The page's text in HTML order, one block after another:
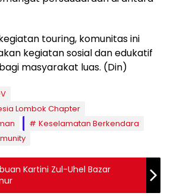
touring, komunitas ini
kegiatan sosial dan edukatif
masyarakat luas. (Din)
Lombok Chapter
Keselamatan Berkendara
Kartini Zul-Uhel Bazar